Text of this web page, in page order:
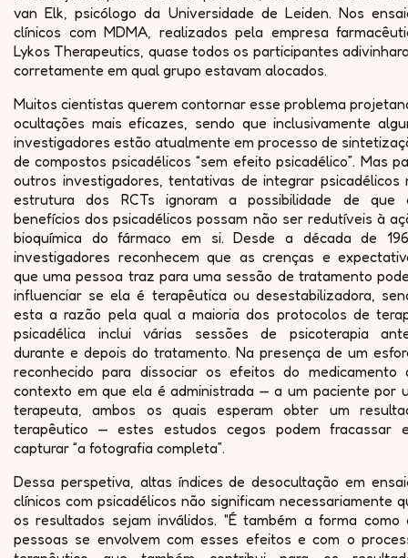
van Elk, psicólogo da Universidade de Leiden. Nos
clínicos com MDMA, realizados pela empresa
Lykos Therapeutics, quase todos os participantes
corretamente em qual grupo estavam alocados.
Muitos cientistas querem contornar esse problema
ocultações mais eficazes, sendo que inclusivamente
investigadores estão atualmente em processo de
de compostos psicadélicos “sem efeito psicadélico”. Mas
outros investigadores, tentativas de integrar psicadélicos
estrutura dos RCTs ignoram a possibilidade de que
benefícios dos psicadélicos possam não ser redutíveis à
bioquímica do fármaco em si. Desde a década de
investigadores reconhecem que as crenças e
que uma pessoa traz para uma sessão de tratamento
influenciar se ela é terapêutica ou desestabilizadora,
esta a razão pela qual a maioria dos protocolos de
psicadélica inclui várias sessões de psicoterapia
durante e depois do tratamento. Na presença de um
reconhecido para dissociar os efeitos do medicamento
contexto em que ela é administrada — a um paciente por
terapeuta, ambos os quais esperam obter um
terapêutico — estes estudos cegos podem fracassar
capturar “a fotografia completa”.
Dessa perspetiva, altas índices de desocultação em
clínicos com psicadélicos não significam necessariamente
os resultados sejam inválidos. "É também a forma como
pessoas se envolvem com esses efeitos e com o